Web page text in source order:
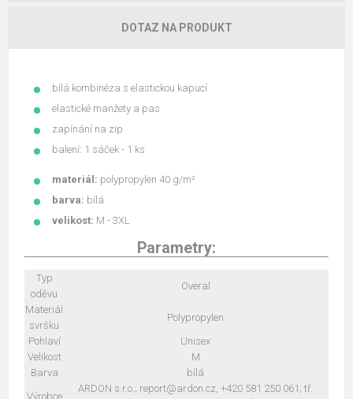
DOTAZ NA PRODUKT
bílá kombinéza s elastickou kapucí
elastické manžety a pas
zapínání na zip
balení: 1 sáček - 1 ks
materiál: polypropylen 40 g/m²
barva: bílá
velikost: M - 3XL
Parametry:
Typ
oděvu
Overal
Materiál
svršku
Polypropylen
Pohlaví
Unisex
Velikost
M
Barva
bílá
Výrobce
ARDON s.r.o.; report@ardon.cz, +420 581 250 061; tř.